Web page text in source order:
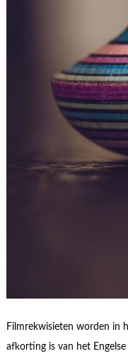
Filmrekwisieten worden in
afkorting is van het